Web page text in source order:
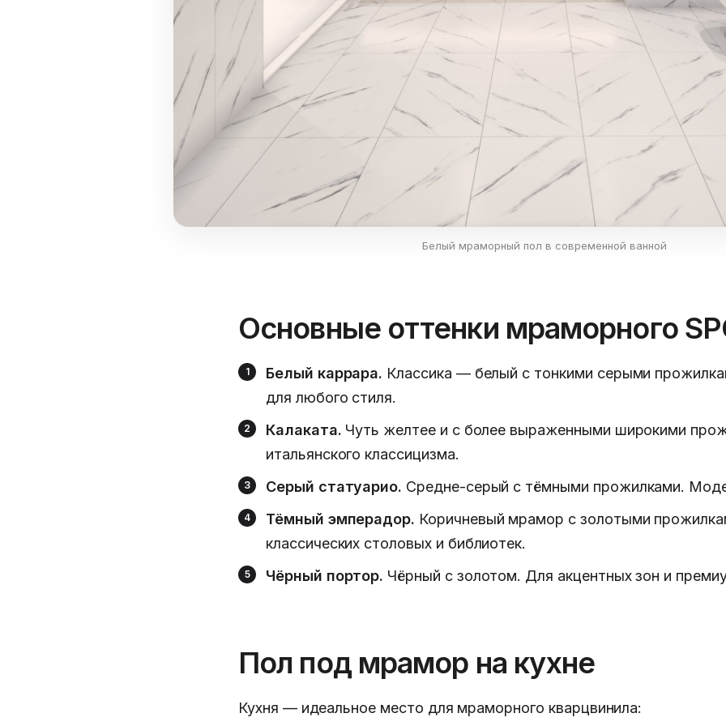
Белый мраморный пол в современной ванной
Основные оттенки мраморного
Белый каррара. Классика — белый с тонкими серыми
для любого стиля.
Калаката. Чуть желтее и с более выраженными широкими
итальянского классицизма.
Серый статуарио. Средне-серый с тёмными прожилками.
Тёмный эмперадор. Коричневый мрамор с золотыми
классических столовых и библиотек.
Чёрный портор. Чёрный с золотом. Для акцентных зон и
Пол под мрамор на кухне
Кухня — идеальное место для мраморного кварцвинила: